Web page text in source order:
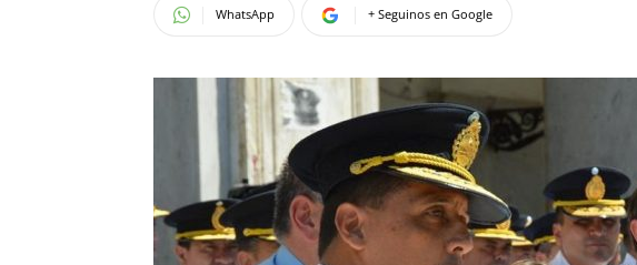
WhatsApp + Seguinos en Google